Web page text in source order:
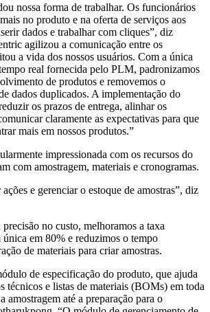
nossa forma de trabalhar. Os funcionários
no produto e na oferta de serviços aos
dados e trabalhar com cliques”, diz
agilizou a comunicação entre os
a vida dos nossos usuários. Com a única
real fornecida pelo PLM, padronizamos
de produtos e removemos o
dados duplicados. A implementação do
os prazos de entrega, alinhar os
claramente as expectativas para que
mais em nossos produtos.”
impressionada com os recursos do
com amostragem, materiais e cronogramas.
e gerenciar o estoque de amostras”, diz
no custo, melhoramos a taxa
única em 80% e reduzimos o tempo
de materiais para criar amostras.
de especificação do produto, que ajuda
técnicos e listas de materiais (BOMs) em toda
amostragem até a preparação para o